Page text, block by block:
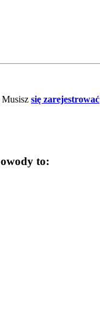
się zarejestrować
to: